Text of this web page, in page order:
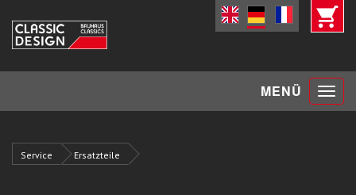
MENÜ Toggle
Service Ersatzteile